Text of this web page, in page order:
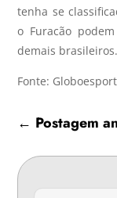
tenha se
o Furacão
demais brasileiros.
Fonte:
← Postagem